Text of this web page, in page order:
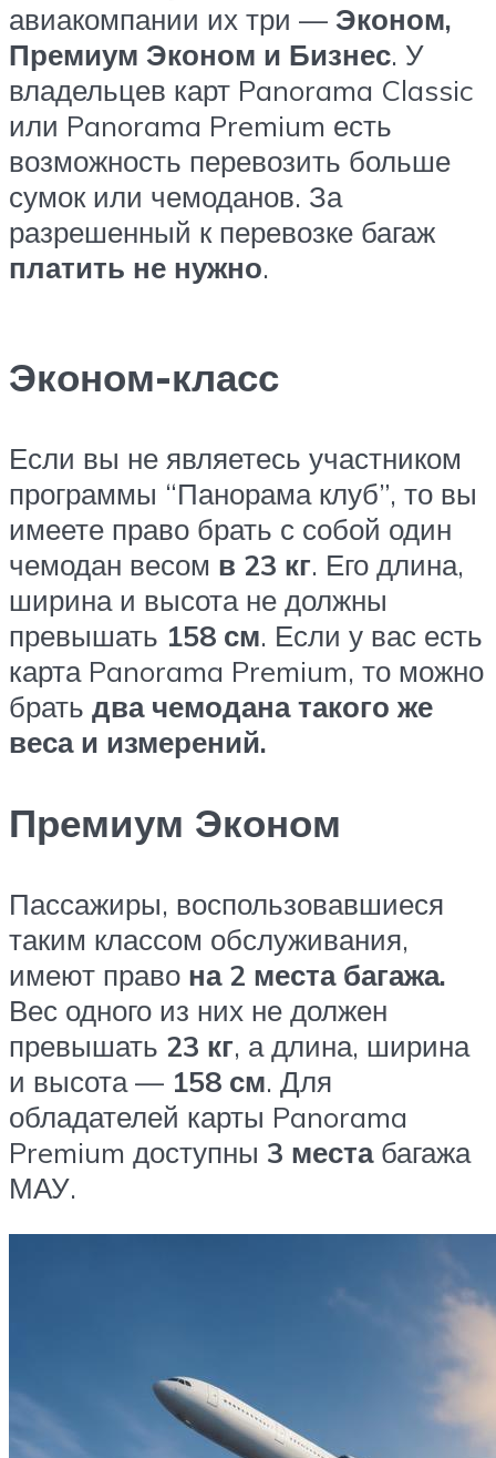
авиакомпании их три — Эконом,
Премиум Эконом и Бизнес. У
владельцев карт Panorama Classic
или Panorama Premium есть
возможность перевозить больше
сумок или чемоданов. За
разрешенный к перевозке багаж
платить не нужно.
Эконом-класс
Если вы не являетесь участником
программы “Панорама клуб”, то вы
имеете право брать с собой один
чемодан весом в 23 кг. Его длина,
ширина и высота не должны
превышать 158 см. Если у вас есть
карта Panorama Premium, то можно
брать два чемодана такого же
веса и измерений.
Премиум Эконом
Пассажиры, воспользовавшиеся
таким классом обслуживания,
имеют право на 2 места багажа.
Вес одного из них не должен
превышать 23 кг, а длина, ширина
и высота — 158 см. Для
обладателей карты Panorama
Premium доступны 3 места багажа
МАУ.